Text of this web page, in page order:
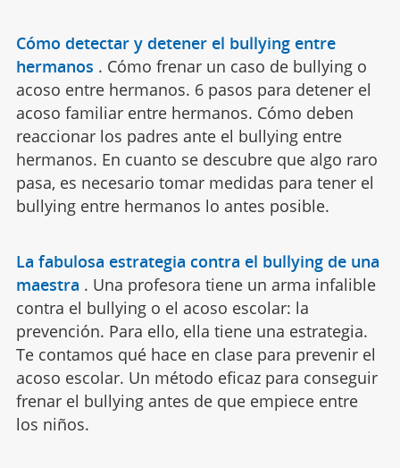
Cómo detectar y detener el bullying entre
hermanos . Cómo frenar un caso de bullying o
acoso entre hermanos. 6 pasos para detener el
acoso familiar entre hermanos. Cómo deben
reaccionar los padres ante el bullying entre
hermanos. En cuanto se descubre que algo raro
pasa, es necesario tomar medidas para tener el
bullying entre hermanos lo antes posible.
La fabulosa estrategia contra el bullying de una
maestra . Una profesora tiene un arma infalible
contra el bullying o el acoso escolar: la
prevención. Para ello, ella tiene una estrategia.
Te contamos qué hace en clase para prevenir el
acoso escolar. Un método eficaz para conseguir
frenar el bullying antes de que empiece entre
los niños.